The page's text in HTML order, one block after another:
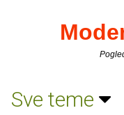
Sve teme